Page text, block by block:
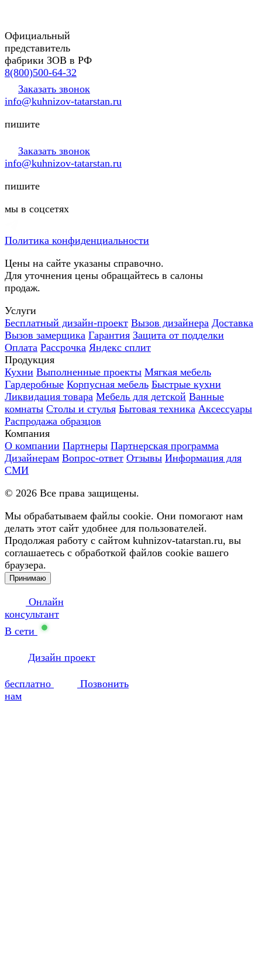
Официальный
представитель
фабрики ЗОВ в РФ
8(800)500-64-32
Заказать звонок
info@kuhnizov-tatarstan.ru
пишите
Заказать звонок
info@kuhnizov-tatarstan.ru
пишите
мы в соцсетях
Политика конфиденциальности
Цены на сайте указаны справочно.
Для уточнения цены обращайтесь в салоны
продаж.
Услуги
Бесплатный дизайн-проект Вызов дизайнера Доставка
Вызов замерщика Гарантия Защита от подделки
Оплата Рассрочка Яндекс сплит
Продукция
Кухни Выполненные проекты Мягкая мебель
Гардеробные Корпусная мебель Быстрые кухни
Ликвидация товара Мебель для детской Ванные
комнаты Столы и стулья Бытовая техника Аксессуары
Распродажа образцов
Компания
О компании Партнеры Партнерская программа
Дизайнерам Вопрос-ответ Отзывы Информация для
СМИ
© 2026 Все права защищены.
Мы обрабатываем файлы cookie. Они помогают нам
делать этот сайт удобнее для пользователей.
Продолжая работу с сайтом kuhnizov-tatarstan.ru, вы
соглашаетесь с обработкой файлов cookie вашего
браузера.
Принимаю
Онлайн
консультант
В сети
Дизайн проект
бесплатно
Позвонить
нам